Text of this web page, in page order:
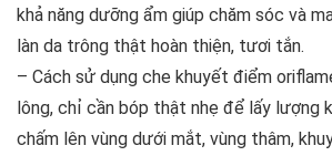
khả năng dưỡng ẩm giúp chăm sóc và
làn da trông thật hoàn thiện, tươi tắn.
– Cách sử dụng che khuyết điểm
lông, chỉ cần bóp thật nhẹ để lấy lượng
chấm lên vùng dưới mắt, vùng thâm,